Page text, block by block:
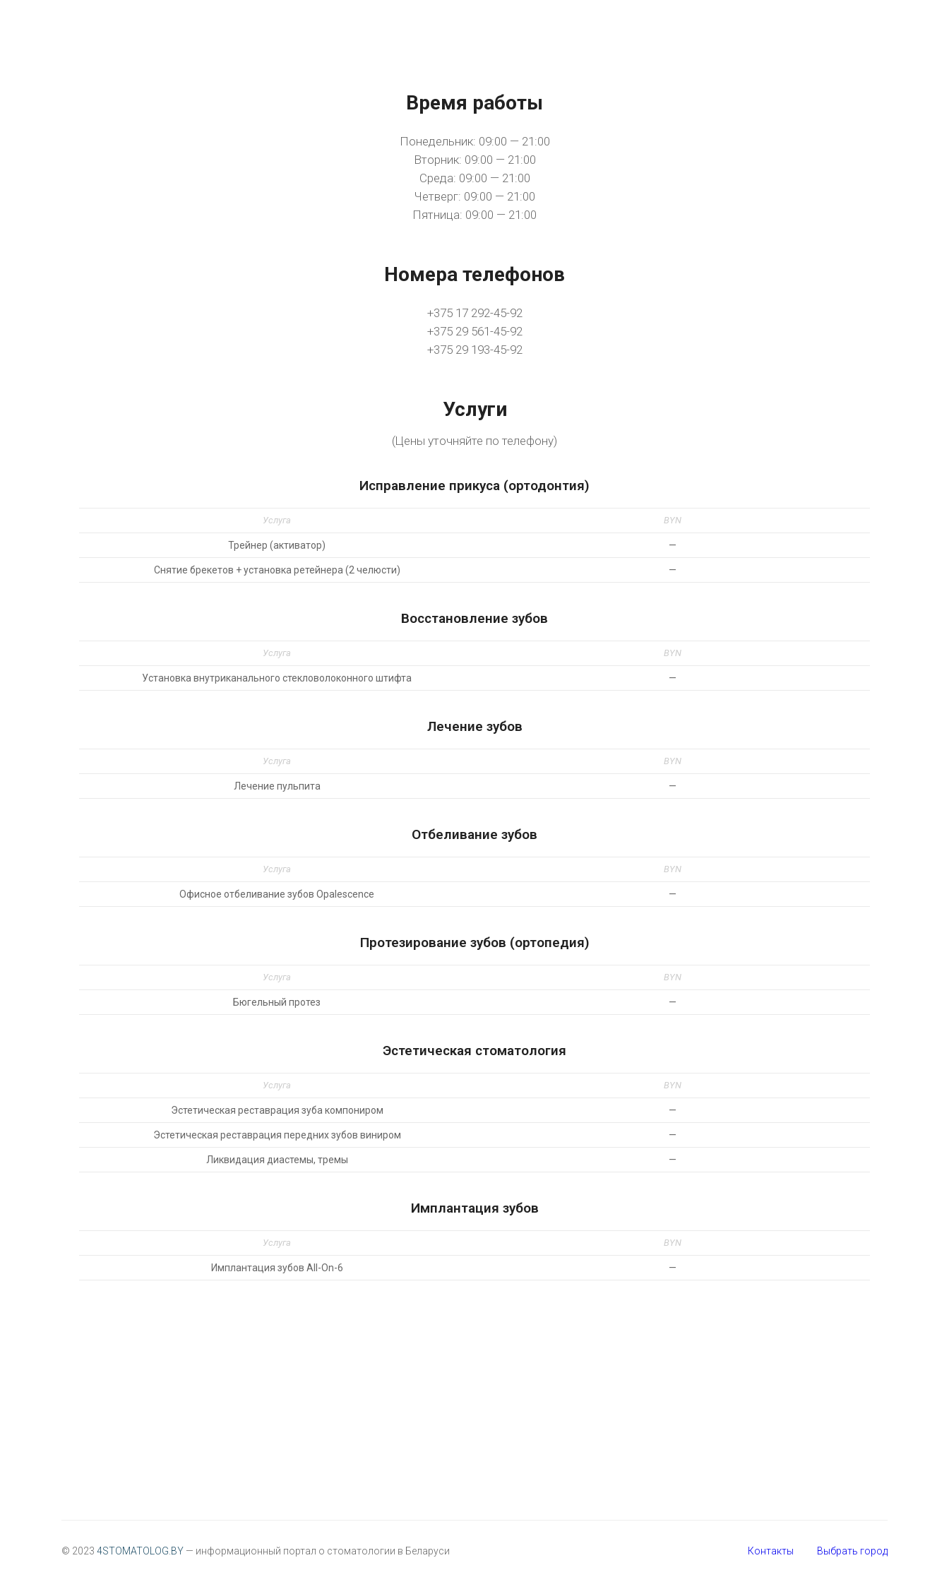
Время работы
Понедельник: 09:00 — 21:00
Вторник: 09:00 — 21:00
Среда: 09:00 — 21:00
Четверг: 09:00 — 21:00
Пятница: 09:00 — 21:00
Номера телефонов
+375 17 292-45-92
+375 29 561-45-92
+375 29 193-45-92
Услуги
(Цены уточняйте по телефону)
Исправление прикуса (ортодонтия)
Услуга BYN
Трейнер (активатор) —
Снятие брекетов + установка ретейнера (2 челюсти) —
Восстановление зубов
Услуга BYN
Установка внутриканального стекловолоконного штифта —
Лечение зубов
Услуга BYN
Лечение пульпита —
Отбеливание зубов
Услуга BYN
Офисное отбеливание зубов Opalescence —
Протезирование зубов (ортопедия)
Услуга BYN
Бюгельный протез —
Эстетическая стоматология
Услуга BYN
Эстетическая реставрация зуба компониром —
Эстетическая реставрация передних зубов виниром —
Ликвидация диастемы, тремы —
Имплантация зубов
Услуга BYN
Имплантация зубов All-On-6 —
© 2023 4STOMATOLOG.BY — информационный портал о стоматологии в Беларуси Контакты Выбрать город